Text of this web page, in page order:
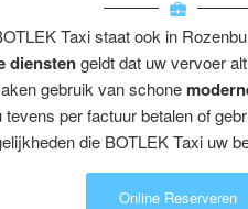
Taxi staat ook in
dienstengeldt dat uw vervoer
gebruik van schone
per factuur betalen of
die BOTLEK Taxi uw
Online Reserveren